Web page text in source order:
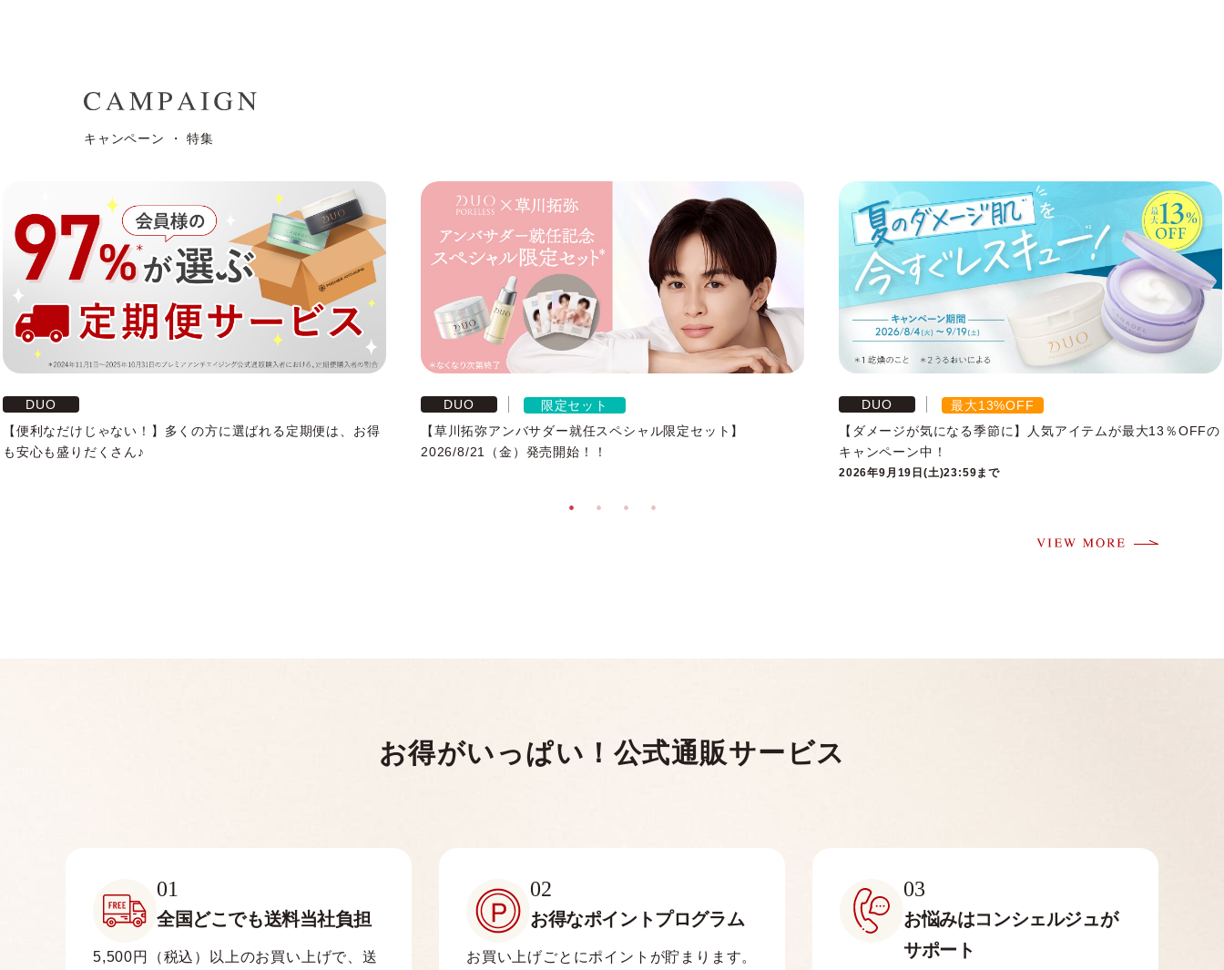
キャンペーン ・ 特集
DUO
【便利なだけじゃない！】多くの方に選ばれる定期便は、お得
も安心も盛りだくさん♪
DUO
限定セット
【草川拓弥アンバサダー就任スペシャル限定セット】
2026/8/21（金）発売開始！！
DUO
最大13%OFF
【ダメージが気になる季節に】人気アイテムが最大13％OFFの
キャンペーン中！
2026年9月19日(土)23:59まで
お得がいっぱい！ 公式通販サービス
01
全国どこでも送料当社負担
5,500円（税込）以上のお買い上げで、送
02
お得なポイントプログラム
お買い上げごとにポイントが貯まります。
03
お悩みはコンシェルジュが
サポート